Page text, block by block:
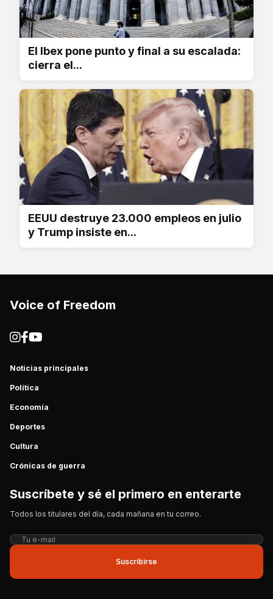
El Ibex pone punto y final a su escalada:
cierra el...
EEUU destruye 23.000 empleos en julio
y Trump insiste en...
Voice of Freedom
Noticias principales
Política
Economía
Deportes
Cultura
Crónicas de guerra
Suscríbete y sé el primero en enterarte
Todos los titulares del día, cada mañana en tu correo.
Suscribirse